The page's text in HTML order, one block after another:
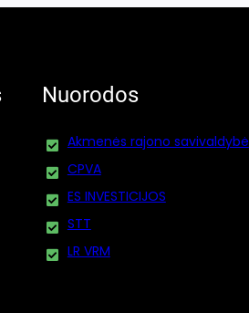
Nuorodos
Akmenės rajono savivaldybė
CPVA
ES INVESTICIJOS
STT
LR VRM